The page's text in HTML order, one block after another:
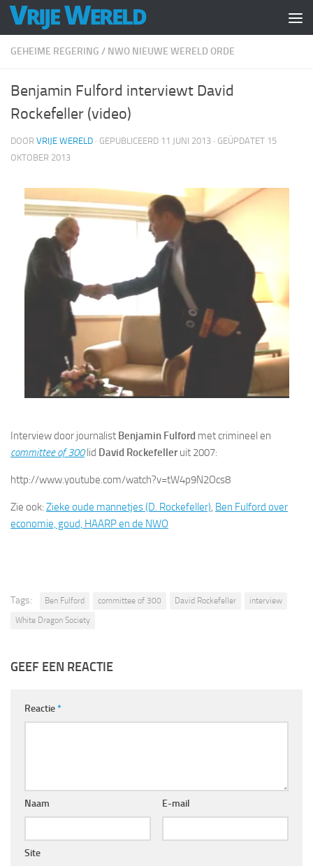
Doorgaan naar inhoud
GEHEIME REGERING / NWO NIEUWE WERELD ORDE
Benjamin Fulford interviewt David
Rockefeller (video)
DOOR VRIJE WERELD · GEPUBLICEERD 11 JUNI 2013 · GEÜPDATET 15
OKTOBER 2013
Interview door journalist Benjamin Fulford met crimineel en
committee of 300lid David Rockefelleruit 2007:
http://www.youtube.com/watch?v=tW4p9N2Ocs8
Zie ook: Zieke oude mannetjes (D. Rockefeller), Ben Fulford over
economie, goud, HAARP en de NWO
Tags: Ben Fulford committee of 300 David Rockefeller
interview
White Dragon Society
GEEF EEN REACTIE
Reactie*
Naam E-mail
Site